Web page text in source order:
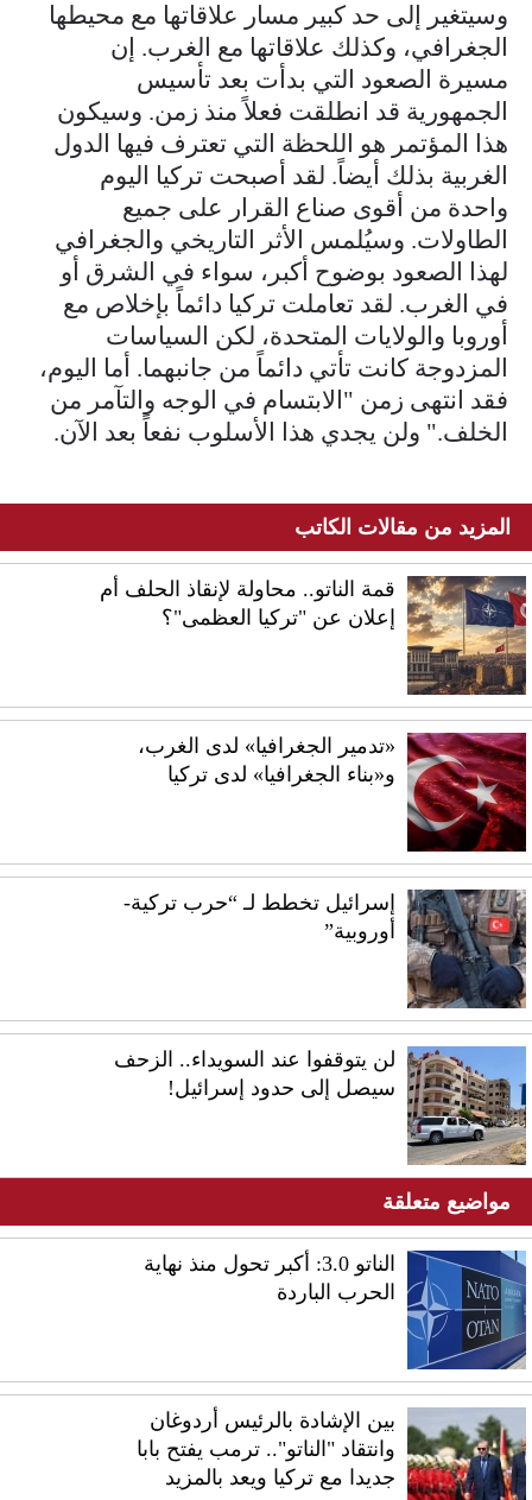
وسيتغير إلى حد كبير مسار علاقاتها مع محيطها
الجغرافي، وكذلك علاقاتها مع الغرب. إن
مسيرة الصعود التي بدأت بعد تأسيس
الجمهورية قد انطلقت فعلاً منذ زمن. وسيكون
هذا المؤتمر هو اللحظة التي تعترف فيها الدول
الغربية بذلك أيضاً. لقد أصبحت تركيا اليوم
واحدة من أقوى صناع القرار على جميع
الطاولات. وسيُلمس الأثر التاريخي والجغرافي
لهذا الصعود بوضوح أكبر، سواء في الشرق أو
في الغرب. لقد تعاملت تركيا دائماً بإخلاص مع
أوروبا والولايات المتحدة، لكن السياسات
المزدوجة كانت تأتي دائماً من جانبهما. أما اليوم،
فقد انتهى زمن "الابتسام في الوجه والتآمر من
الخلف." ولن يجدي هذا الأسلوب نفعاً بعد الآن.
المزيد من مقالات الكاتب
قمة الناتو.. محاولة لإنقاذ الحلف أم
إعلان عن "تركيا العظمى"؟
«تدمير الجغرافيا» لدى الغرب،
و«بناء الجغرافيا» لدى تركيا
إسرائيل تخطط لـ “حرب تركية-
أوروبية”
لن يتوقفوا عند السويداء.. الزحف
سيصل إلى حدود إسرائيل!
مواضيع متعلقة
الناتو 3.0: أكبر تحول منذ نهاية
الحرب الباردة
بين الإشادة بالرئيس أردوغان
وانتقاد "الناتو".. ترمب يفتح بابا
جديدا مع تركيا ويعد بالمزيد